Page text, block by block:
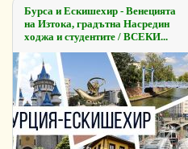
Бурса и Ескишехир - Венецията
на Изтока, градътна Насредин
ходжа и студентите / ВСЕКИ...